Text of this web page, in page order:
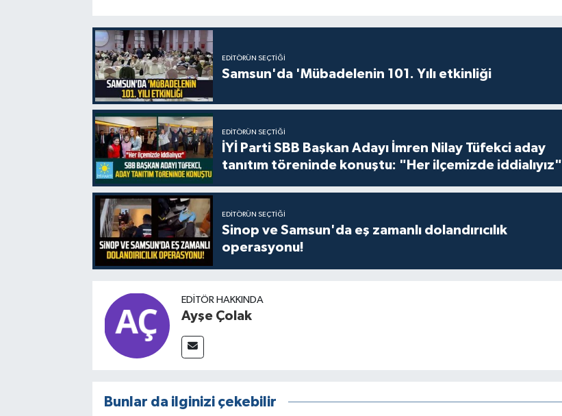
EDITÖRÜN SEÇTIĞI
Samsun'da 'Mübadelenin 101. Yılı etkinliği
EDITÖRÜN SEÇTIĞI
İYİ Parti SBB Başkan Adayı İmren Nilay Tüfekci aday
tanıtım töreninde konuştu: "Her ilçemizde iddialıyız"
EDITÖRÜN SEÇTIĞI
Sinop ve Samsun'da eş zamanlı dolandırıcılık
operasyonu!
EDITÖR HAKKINDA
Ayşe Çolak
Bunlar da ilginizi çekebilir